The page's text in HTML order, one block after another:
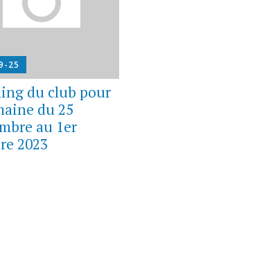
25
du club pour
du 25
au 1er
2023